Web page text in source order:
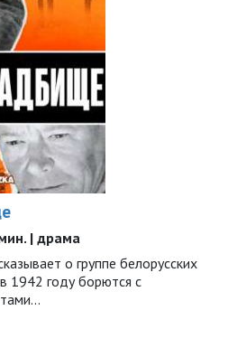
| драма
о группе белорусских
1942 году борются с